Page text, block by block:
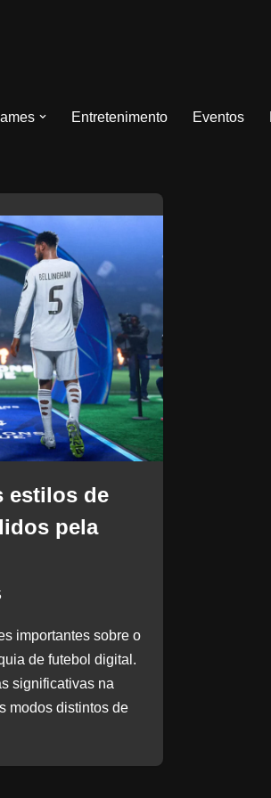
Entretenimento Eventos
estilos de
pela
importantes sobre o
de futebol digital.
significativas na
modos distintos de